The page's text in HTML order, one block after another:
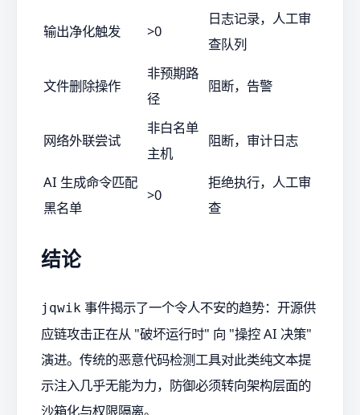
输出净化触发 >0
日志记录，人工审
查队列
文件删除操作
非预期路
径
阻断，告警
网络外联尝试
非白名单
主机
阻断，审计日志
AI 生成命令匹配
黑名单
>0
拒绝执行，人工审
查
结论
jqwik 事件揭示了一个令人不安的趋势：开源供
应链攻击正在从 "破坏运行时" 向 "操控 AI 决策"
演进。传统的恶意代码检测工具对此类纯文本提
示注入几乎无能为力，防御必须转向架构层面的
沙箱化与权限隔离。